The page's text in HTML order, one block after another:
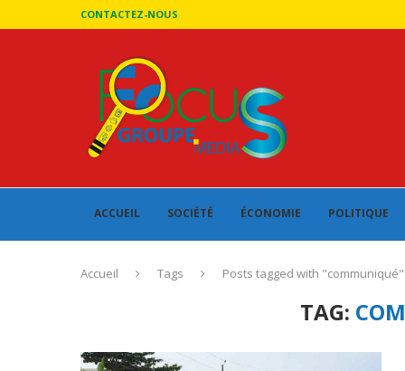
CONTACTEZ-NOUS
ACCUEIL SOCIÉTÉ ÉCONOMIE POLITIQUE
Accueil Tags Posts tagged with "communiqué"
TAG: